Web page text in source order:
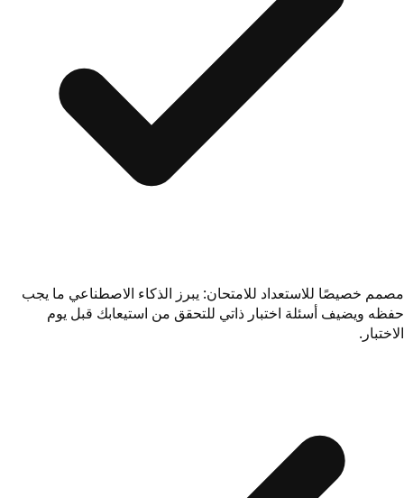
مصمم خصيصًا للاستعداد للامتحان: يبرز الذكاء الاصطناعي ما يجب
حفظه ويضيف أسئلة اختبار ذاتي للتحقق من استيعابك قبل يوم
الاختبار.